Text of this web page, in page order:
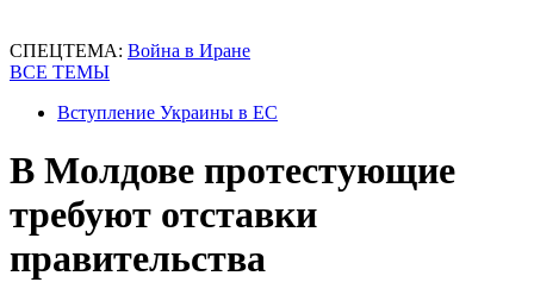
СПЕЦТЕМА: Война в Иране
ВСЕ ТЕМЫ
Вступление Украины в ЕС
В Молдове протестующие
требуют отставки
правительства